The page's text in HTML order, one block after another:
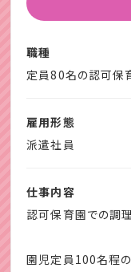
・保育士試験合格
・すぐに仕事を始めた
・4月からのスタ
・業種未経験歓迎！
ぜひお気軽に相談、
職種
定員80名の認可保
雇用形態
派遣社員
仕事内容
認可保育園での調理
園児定員100名程